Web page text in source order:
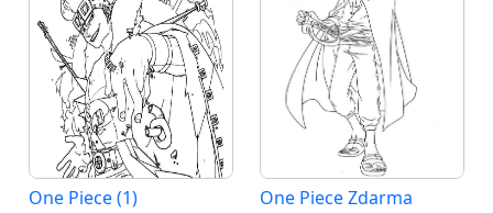
One Piece (1) One Piece Zdarma